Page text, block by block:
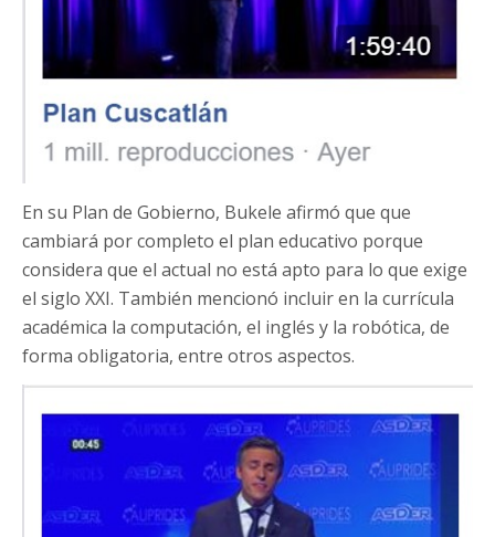
En su Plan de Gobierno, Bukele afirmó que que
cambiará por completo el plan educativo porque
considera que el actual no está apto para lo que exige
el siglo XXI. También mencionó incluir en la currícula
académica la computación, el inglés y la robótica, de
forma obligatoria, entre otros aspectos.